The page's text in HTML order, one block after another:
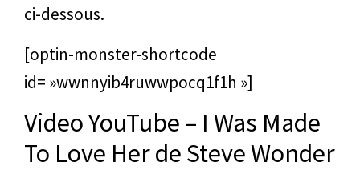
ci-dessous.
[optin-monster-shortcode
id= »wwnnyib4ruwwpocq1f1h »]
Video YouTube – I Was Made
To Love Her de Steve Wonder